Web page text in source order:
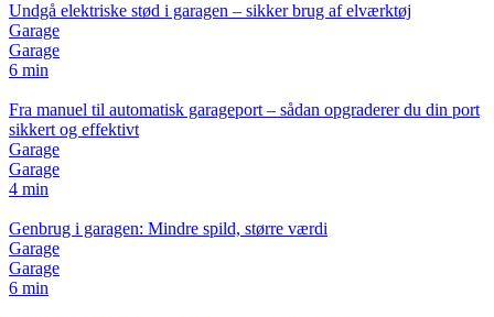
Undgå elektriske stød i garagen – sikker brug af elværktøj
Garage
Garage
6 min
Fra manuel til automatisk garageport – sådan opgraderer du din port
sikkert og effektivt
Garage
Garage
4 min
Genbrug i garagen: Mindre spild, større værdi
Garage
Garage
6 min